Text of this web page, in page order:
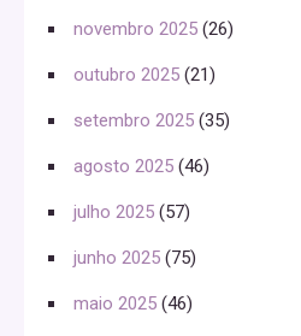
novembro 2025 (26)
outubro 2025 (21)
setembro 2025 (35)
agosto 2025 (46)
julho 2025 (57)
junho 2025 (75)
maio 2025 (46)